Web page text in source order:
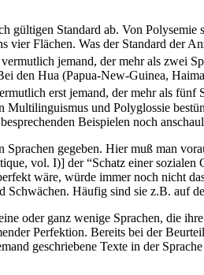
Standard ab. Von
Flächen. Was der Standard der
jemand, der mehr als zwei
den Hua (Papua-New-Guinea,
erst jemand, der mehr als
und Polyglossie
Beispielen noch
gegeben. Hier muß man
vol. I)] der “Schatz einer
wäre, würde immer noch nicht
Schwächen. Häufig sind sie z.B. auf
oder ganz wenige Sprachen, die
Perfektion. Bereits bei der
geschriebene Texte in der